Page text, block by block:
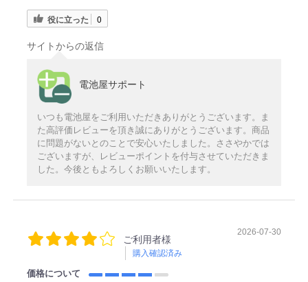
役に立った 0
サイトからの返信
電池屋サポート
いつも電池屋をご利用いただきありがとうございます。ま
た高評価レビューを頂き誠にありがとうございます。商品
に問題がないとのことで安心いたしました。ささやかでは
ございますが、レビューポイントを付与させていただきま
した。今後ともよろしくお願いいたします。
ご利用者様
購入確認済み
2026-07-30
価格について